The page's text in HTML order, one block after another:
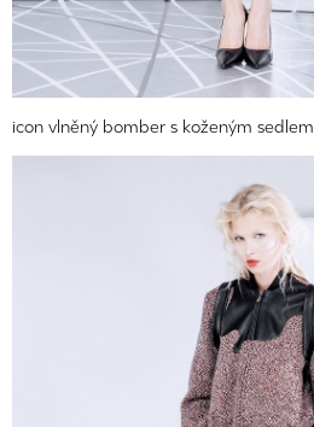
icon vlněný bomber s koženým sedlem